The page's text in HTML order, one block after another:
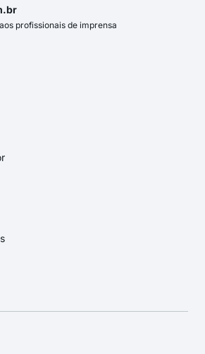
profissionais de imprensa